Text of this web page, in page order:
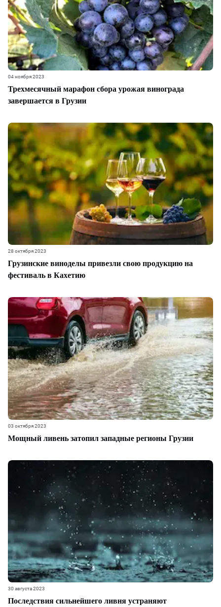
Трехмесячный марафон сбора урожая винограда
завершается в Грузии
04 ноября 2023
Грузинские виноделы привезли свою продукцию на
фестиваль в Кахетию
28 октября 2023
Мощный ливень затопил западные регионы Грузии
03 октября 2023
Последствия сильнейшего ливня устраняют
30 августа 2023